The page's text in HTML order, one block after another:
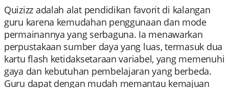
Quizizz adalah alat pendidikan favorit di kalangan
guru karena kemudahan penggunaan dan mode
permainannya yang serbaguna. Ia menawarkan
perpustakaan sumber daya yang luas, termasuk dua
kartu flash ketidaksetaraan variabel, yang memenuhi
gaya dan kebutuhan pembelajaran yang berbeda.
Guru dapat dengan mudah memantau kemajuan